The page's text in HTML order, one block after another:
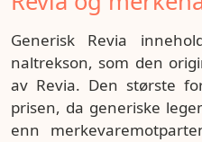
Generisk Revia
naltrekson, som den
av Revia. Den største
prisen, da generiske
enn